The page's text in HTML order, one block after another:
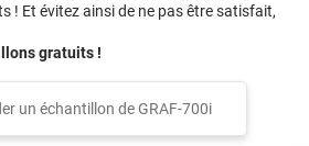
! Et évitez ainsi de ne pas être satisfait,
gratuits !
un échantillon de GRAF-700i